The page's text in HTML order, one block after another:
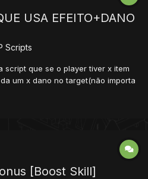
USA EFEITO+DANO
Scripts
script que se o player tiver x item
um x dano no target(não importa
[Boost Skill]